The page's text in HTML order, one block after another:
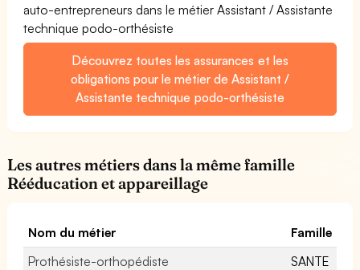
auto-entrepreneurs dans le métier Assistant / Assistante
technique podo-orthésiste
Découvrez toutes les assurances et les
obligations pour le métier de Assistant /
Assistante technique podo-orthésiste
Les autres métiers dans la même famille
Rééducation et appareillage
Nom du métier
Famille
Prothésiste-orthopédiste
SANTE